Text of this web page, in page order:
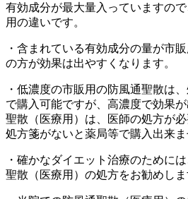
有効成分が最大量入っていますの
用の違いです。
・ 含まれている有効成分の量が市
の方が効果は出やすくなります。
・低濃度の市販用の防風通聖散は
で購入可能ですが、 高濃度で効果
聖散（医療用）は、医師の処方が必
処方箋がないと薬局等で購入出来ま
・確かなダイエット治療のためには
聖散（医療用）の処方をお勧めしま